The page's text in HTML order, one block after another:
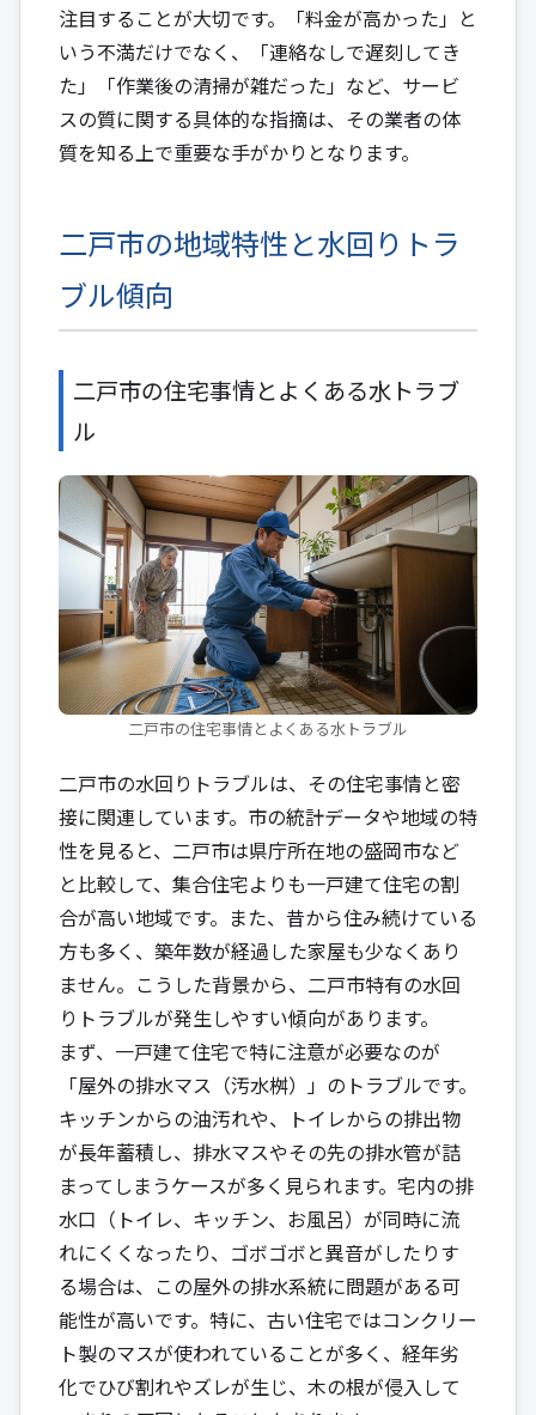
注目することが大切です。「料金が高かった」と
いう不満だけでなく、「連絡なしで遅刻してき
た」「作業後の清掃が雑だった」など、サービ
スの質に関する具体的な指摘は、その業者の体
質を知る上で重要な手がかりとなります。
二戸市の地域特性と水回りトラ
ブル傾向
二戸市の住宅事情とよくある水トラブ
ル
二戸市の住宅事情とよくある水トラブル
二戸市の水回りトラブルは、その住宅事情と密
接に関連しています。市の統計データや地域の特
性を見ると、二戸市は県庁所在地の盛岡市など
と比較して、集合住宅よりも一戸建て住宅の割
合が高い地域です。また、昔から住み続けている
方も多く、築年数が経過した家屋も少なくあり
ません。こうした背景から、二戸市特有の水回
りトラブルが発生しやすい傾向があります。
まず、一戸建て住宅で特に注意が必要なのが
「屋外の排水マス（汚水桝）」のトラブルです。
キッチンからの油汚れや、トイレからの排出物
が長年蓄積し、排水マスやその先の排水管が詰
まってしまうケースが多く見られます。宅内の排
水口（トイレ、キッチン、お風呂）が同時に流
れにくくなったり、ゴボゴボと異音がしたりす
る場合は、この屋外の排水系統に問題がある可
能性が高いです。特に、古い住宅ではコンクリー
ト製のマスが使われていることが多く、経年劣
化でひび割れやズレが生じ、木の根が侵入して